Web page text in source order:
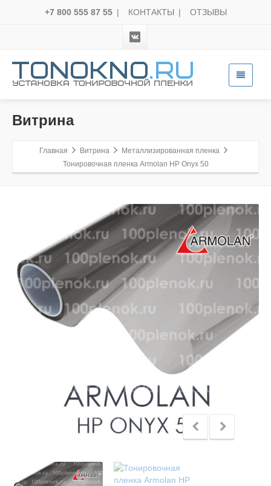
+7 800 555 87 55 | КОНТАКТЫ | ОТЗЫВЫ
Витрина
Главная Витрина
Металлизированная пленка
Тонировочная пленка Armolan HP Onyx 50